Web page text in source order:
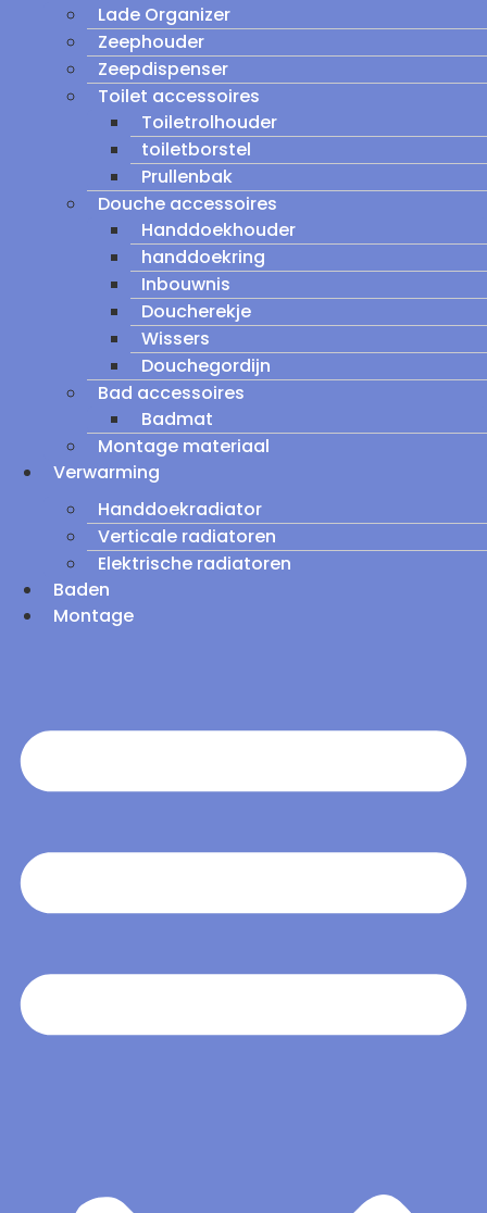
Lade Organizer
Zeephouder
Zeepdispenser
Toilet accessoires
Toiletrolhouder
toiletborstel
Prullenbak
Douche accessoires
Handdoekhouder
handdoekring
Inbouwnis
Doucherekje
Wissers
Douchegordijn
Bad accessoires
Badmat
Montage materiaal
Verwarming
Handdoekradiator
Verticale radiatoren
Elektrische radiatoren
Baden
Montage